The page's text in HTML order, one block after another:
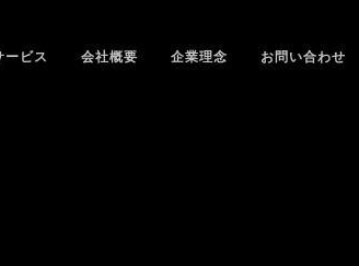
ービス 会社概要 企業理念 お問い合わせ